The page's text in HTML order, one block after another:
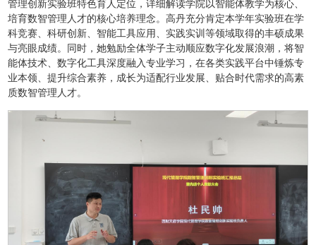
管理创新实验班特色育人定位，详细解读学院以智能体教学为核心、
培育数智管理人才的核心培养理念。高丹充分肯定本学年实验班在学
科竞赛、科研创新、智能工具应用、实践实训等领域取得的丰硕成果
与亮眼成绩。同时，她勉励全体学子主动顺应数字化发展浪潮，将智
能体技术、数字化工具深度融入专业学习，在各类实践平台中锤炼专
业本领、提升综合素养，成长为适配行业发展、贴合时代需求的高素
质数智管理人才。